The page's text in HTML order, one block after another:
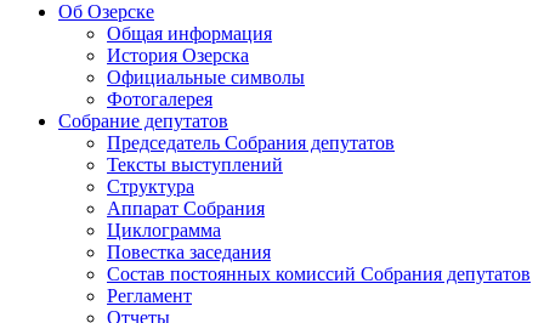
Об Озерске
Общая информация
История Озерска
Официальные символы
Фотогалерея
Собрание депутатов
Председатель Собрания депутатов
Тексты выступлений
Структура
Аппарат Собрания
Циклограмма
Повестка заседания
Состав постоянных комиссий Собрания депутатов
Регламент
Отчеты